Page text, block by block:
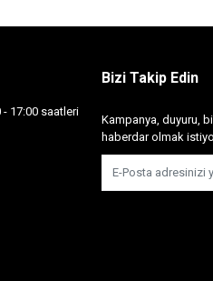
17:00 saatleri
Bizi Takip Edin
Kampanya, duyuru,
haberdar olmak